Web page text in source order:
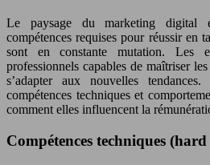
Le paysage du marketing digital
compétences requises pour réussir en
sont en constante mutation. Les
professionnels capables de maîtriser
s’adapter aux nouvelles
compétences techniques et
comment elles influencent la
Compétences techniques